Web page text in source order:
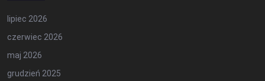
lipiec 2026
czerwiec 2026
maj 2026
grudzień 2025